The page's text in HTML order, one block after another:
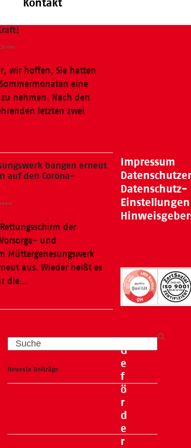
Kontakt
Kinder
wir hoffen, Sie hatten
eine
nehmen. Nach den
letzten zwei
bangen erneut
auf den Corona-
der
und
Müttergenesungswerk
aus. Wieder heißt es
die…
Search
Neueste Beiträge
Wasser, Natur und ganz viel Spaß –
unser Kneipp-Tag liegt hinter uns
🧸🍂 Familienflohmarkt in der ÖKO
Impressum
Datenschutz-
Einstellungen
G
e
f
ö
r
d
e
r